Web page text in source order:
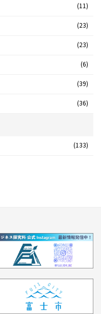
(11)
(23)
(23)
(6)
(39)
(36)
(133)